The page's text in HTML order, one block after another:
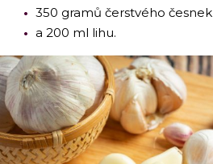
350 gramů čerstvého
a 200 ml lihu.